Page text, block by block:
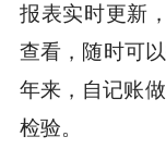
报表实时更新
查看，随时可
年来，自记账
检验。